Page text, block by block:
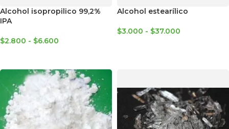
Alcohol isopropilico 99,2%
IPA
$2.800 - $6.600
Alcohol estearílico
$3.000 - $37.000